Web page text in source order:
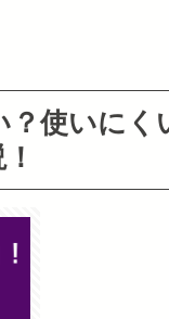
使いにく